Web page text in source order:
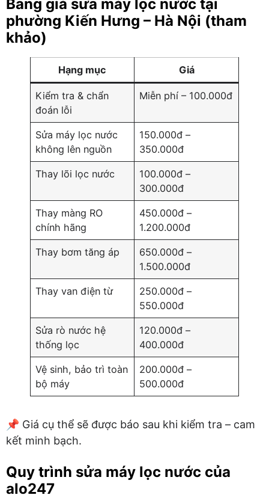
Bảng giá sửa máy lọc nước tại
phường Kiến Hưng – Hà Nội (tham
khảo)
Hạng mục Giá
Kiểm tra & chẩn
đoán lỗi
Miễn phí – 100.000đ
Sửa máy lọc nước
không lên nguồn
150.000đ –
350.000đ
Thay lõi lọc nước
100.000đ –
300.000đ
Thay màng RO
chính hãng
450.000đ –
1.200.000đ
Thay bơm tăng áp
650.000đ –
1.500.000đ
Thay van điện từ
250.000đ –
550.000đ
Sửa rò nước hệ
thống lọc
120.000đ –
400.000đ
Vệ sinh, bảo trì toàn
bộ máy
200.000đ –
500.000đ
📌 Giá cụ thể sẽ được báo sau khi kiểm tra – cam
kết minh bạch.
Quy trình sửa máy lọc nước của
alo247